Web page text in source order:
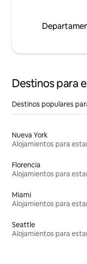
Destinos para
Destinos populares
Nueva York
Florencia
Miami
Seattle